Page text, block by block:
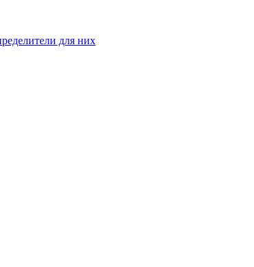
для них